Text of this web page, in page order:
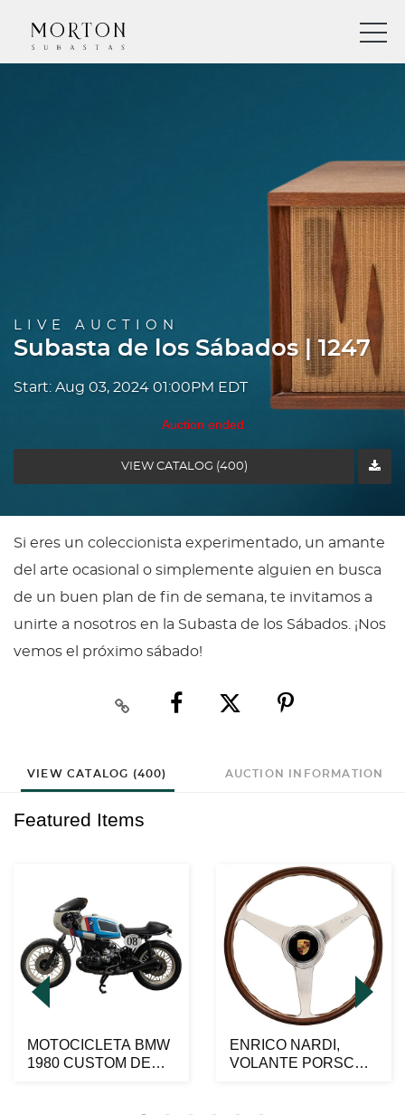
LIVE AUCTION
Subasta de los Sábados | 1247
Start: Aug 03, 2024 01:00PM EDT
Auction ended
VIEW CATALOG (400)
Si eres un coleccionista experimentado, un amante
del arte ocasional o simplemente alguien en busca
de un buen plan de fin de semana, te invitamos a
unirte a nosotros en la Subasta de los Sábados. ¡Nos
vemos el próximo sábado!
VIEW CATALOG (400) AUCTION INFORMATION
Featured Items
MOTOCICLETA BMW
1980 CUSTOM DE
ENRICO NARDI,
VOLANTE PORSCHE